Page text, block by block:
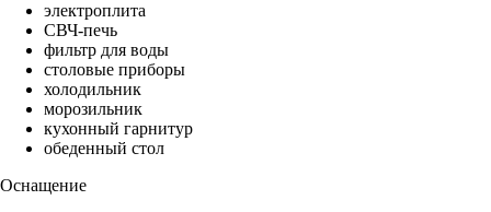
электроплита
СВЧ-печь
фильтр для воды
столовые приборы
холодильник
морозильник
кухонный гарнитур
обеденный стол
Оснащение